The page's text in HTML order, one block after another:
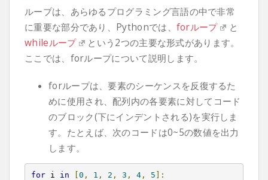
ループは、あらゆるプログラミング言語の中で非常
に重要な部分であり、Pythonでは、 forループ
と
whileループ
という2つの主要な形式があります。
ここでは、forループについて説明します。
forループは、要素のシーケンスを反復するた
めに使用され、配列内の各要素に対してコード
のブロック(下にインデントされる)を実行しま
す。たとえば、次のコードは0~5の数値を出力
します。
for i in [0 , 1 , 2 , 3 , 4, 5 ]: